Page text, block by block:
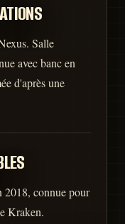
Salle
avec banc en
d'après une
2018, connue pour
Kraken.